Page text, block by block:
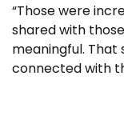
“Those were
shared with
meaningful. That
connected with